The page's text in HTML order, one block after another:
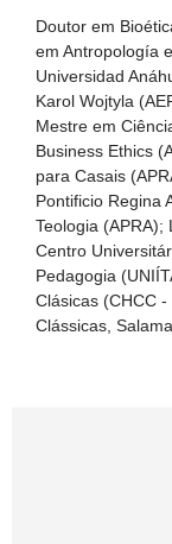
Doutor em
em Antropología
Universidad
Karol Wojtyla
Mestre em
Business Ethics
para Casais
Pontificio Regina
Teologia (APRA);
Centro
Pedagogia
Clásicas (CHCC
Clássicas,